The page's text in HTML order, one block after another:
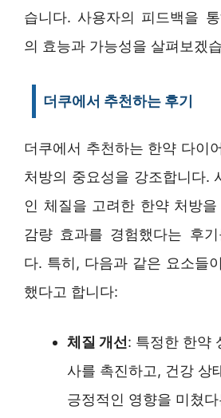
습니다. 사용자의 피드백을
의 효능과 가능성을 살펴보겠
더쿠에서 추천하는 후기
더쿠에서 추천하는 한약 다이
처방의 중요성을 강조합니다.
인 체질을 고려한 한약 처방
감량 효과를 경험했다는 후
다. 특히, 다음과 같은 요소들
했다고 합니다:
체질 개선: 특정한 한약
사를 촉진하고, 건강 상
긍정적인 영향을 미쳤